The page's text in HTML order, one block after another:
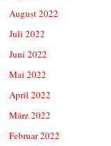
August 2022
Juli 2022
Juni 2022
Mai 2022
April 2022
März 2022
Februar 2022